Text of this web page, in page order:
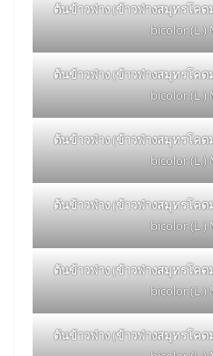
ต้นข้าวฟ่าง (ข้าวฟ่างสมุทรโคด
bicolor (L.)
ต้นข้าวฟ่าง (ข้าวฟ่างสมุทรโคด
bicolor (L.)
ต้นข้าวฟ่าง (ข้าวฟ่างสมุทรโคด
bicolor (L.)
ต้นข้าวฟ่าง (ข้าวฟ่างสมุทรโคด
bicolor (L.)
ต้นข้าวฟ่าง (ข้าวฟ่างสมุทรโคด
bicolor (L.)
ต้นข้าวฟ่าง (ข้าวฟ่างสมุทรโคด